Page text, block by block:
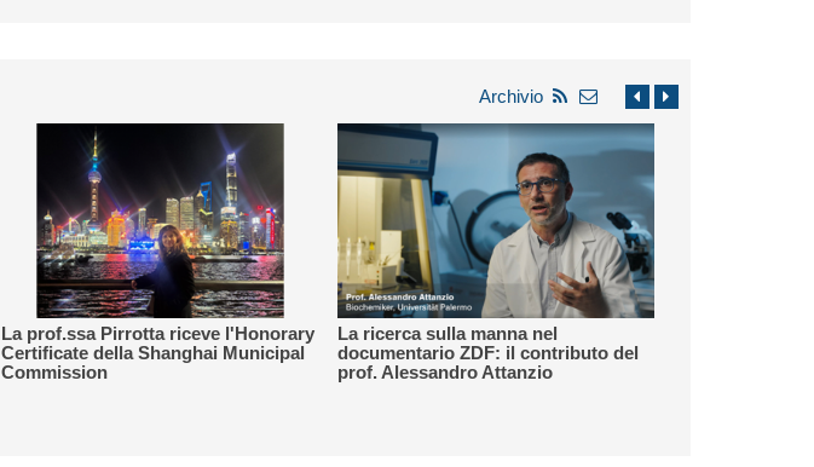
Archivio
La prof.ssa Pirrotta riceve l'Honorary
Certificate della Shanghai Municipal
Commission
La ricerca sulla manna nel
documentario ZDF: il contributo del
prof. Alessandro Attanzio